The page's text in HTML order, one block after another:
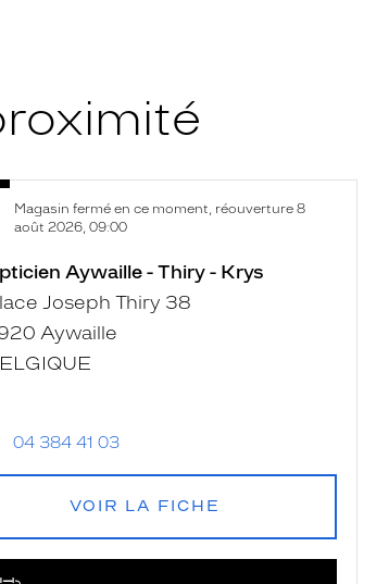
Magasin fermé en ce moment, réouverture 8
août 2026, 09:00
Aywaille - Thiry - Krys
Joseph Thiry 38
Aywaille
04 384 41 03
VOIR LA FICHE